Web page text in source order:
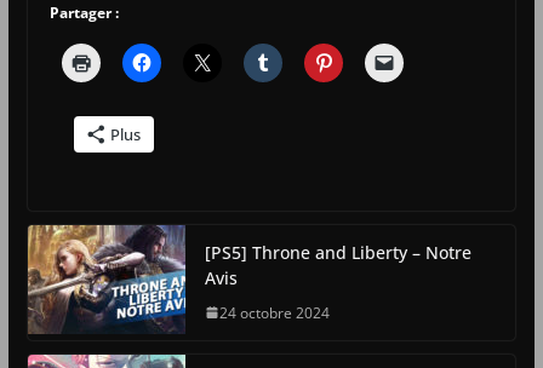
Partager :
Plus
[PS5] Throne and Liberty – Notre
Avis
24 octobre 2024